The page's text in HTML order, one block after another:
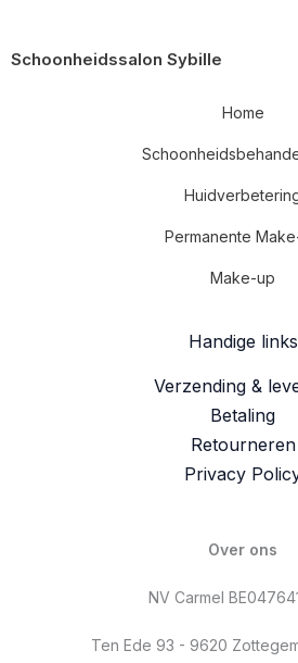
Schoonheidssalon Sybille
Home
Permanente
Make-up
Handige links
Verzending &
Betaling
Retourneren
Privacy
Over ons
NV Carmel
Ten Ede 93 - 9620